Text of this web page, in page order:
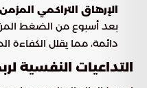
الإرهاق التراكمي المزمن
بعد أسبوع من الضغط
دائمة، مما يقلل الكفاءة
التداعيات النفسية